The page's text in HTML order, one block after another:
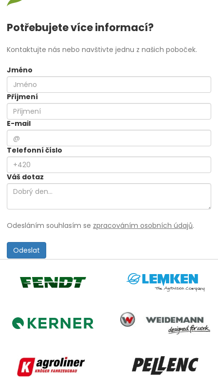
Potřebujete více informací?
Kontaktujte nás nebo navštivte jednu z našich poboček.
Jméno
Příjmení
E-mail
Telefonní číslo
Váš dotaz
Odesláním souhlasím se zpracováním osobních údajů.
Fendt Lemken
Kerner
Weidemann
Agroliner Pellenc